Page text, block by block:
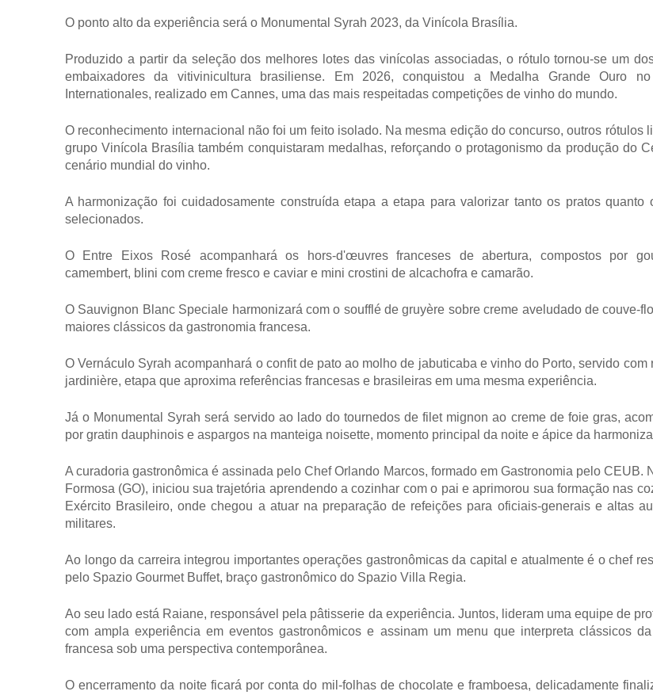
O ponto alto da experiência será o Monumental Syrah 2023, da Vinícola Brasília.
Produzido a partir da seleção dos melhores lotes das vinícolas associadas, o rótulo tornou-se um
embaixadores da vitivinicultura brasiliense. Em 2026, conquistou a Medalha Grande Ouro
Internationales, realizado em Cannes, uma das mais respeitadas competições de vinho do mundo.
O reconhecimento internacional não foi um feito isolado. Na mesma edição do concurso, outros rótulos
grupo Vinícola Brasília também conquistaram medalhas, reforçando o protagonismo da produção do
cenário mundial do vinho.
A harmonização foi cuidadosamente construída etapa a etapa para valorizar tanto os pratos quanto
selecionados.
O Entre Eixos Rosé acompanhará os hors-d'œuvres franceses de abertura, compostos por
camembert, blini com creme fresco e caviar e mini crostini de alcachofra e camarão.
O Sauvignon Blanc Speciale harmonizará com o soufflé de gruyère sobre creme aveludado de couve-
maiores clássicos da gastronomia francesa.
O Vernáculo Syrah acompanhará o confit de pato ao molho de jabuticaba e vinho do Porto, servido com
jardinière, etapa que aproxima referências francesas e brasileiras em uma mesma experiência.
Já o Monumental Syrah será servido ao lado do tournedos de filet mignon ao creme de foie gras,
por gratin dauphinois e aspargos na manteiga noisette, momento principal da noite e ápice da
A curadoria gastronômica é assinada pelo Chef Orlando Marcos, formado em Gastronomia pelo CEUB.
Formosa (GO), iniciou sua trajetória aprendendo a cozinhar com o pai e aprimorou sua formação nas
Exército Brasileiro, onde chegou a atuar na preparação de refeições para oficiais-generais e altas
militares.
Ao longo da carreira integrou importantes operações gastronômicas da capital e atualmente é o chef
pelo Spazio Gourmet Buffet, braço gastronômico do Spazio Villa Regia.
Ao seu lado está Raiane, responsável pela pâtisserie da experiência. Juntos, lideram uma equipe de
com ampla experiência em eventos gastronômicos e assinam um menu que interpreta clássicos
francesa sob uma perspectiva contemporânea.
O encerramento da noite ficará por conta do mil-folhas de chocolate e framboesa, delicadamente